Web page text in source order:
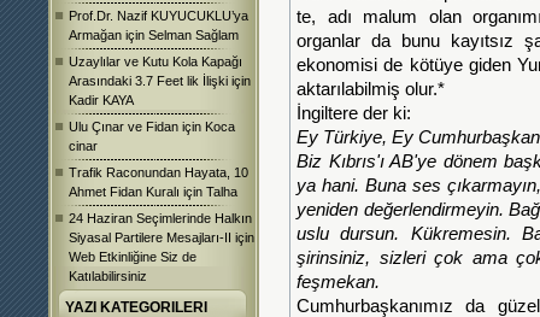
Prof.Dr. Nazif KUYUCUKLU’ya
Armağan için Selman Sağlam
Uzaylılar ve Kutu Kola Kapağı
Arasındaki 3.7 Feet lik İlişki için
Kadir KAYA
Ulu Çınar ve Fidan için Koca
cinar
Trafik Raconundan Hayata, 10
Ahmet Fidan Kuralı için Talha
24 Haziran Seçimlerinde Halkın
Siyasal Partilere Mesajları-II için
Web Etkinliğine Siz de
Katılabilirsiniz
YAZI KATEGORILERI
te, adı malum olan
organlar da bunu kayıtsız
ekonomisi de kötüye giden
aktarılabilmiş olur.*
İngiltere der ki:
Ey Türkiye, Ey
Biz Kıbrıs'ı AB'ye dönem
ya hani. Buna ses
yeniden değerlendirmeyin.
uslu dursun. Kükremesin.
şirinsiniz, sizleri çok ama
feşmekan.
Cumhurbaşkanımız da